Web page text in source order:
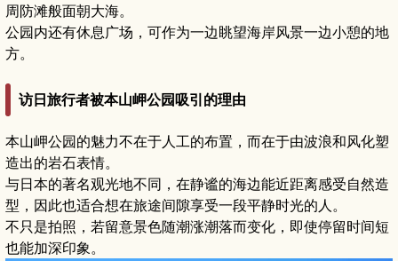
周防滩般面朝大海。
公园内还有休息广场，可作为一边眺望海岸风景一边小憩的地
方。
访日旅行者被本山岬公园吸引的理由
本山岬公园的魅力不在于人工的布置，而在于由波浪和风化塑
造出的岩石表情。
与日本的著名观光地不同，在静谧的海边能近距离感受自然造
型，因此也适合想在旅途间隙享受一段平静时光的人。
不只是拍照，若留意景色随潮涨潮落而变化，即使停留时间短
也能加深印象。